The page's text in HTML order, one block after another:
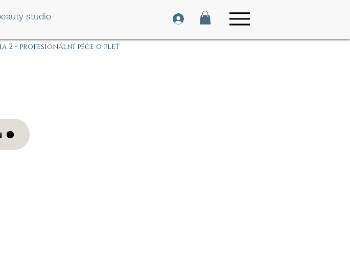
studio
2 - profesionální péče o pleť